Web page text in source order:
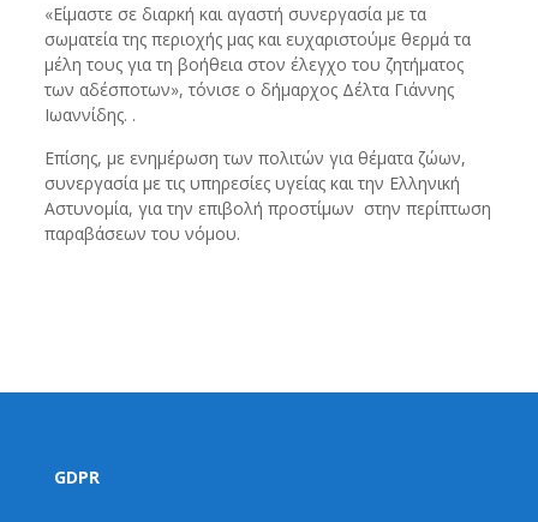
«Είμαστε σε διαρκή και αγαστή συνεργασία με τα
σωματεία της περιοχής μας και ευχαριστούμε θερμά τα
μέλη τους για τη βοήθεια στον έλεγχο του ζητήματος
των αδέσποτων», τόνισε ο δήμαρχος Δέλτα Γιάννης
Ιωαννίδης. .
Επίσης, με ενημέρωση των πολιτών για θέματα ζώων,
συνεργασία με τις υπηρεσίες υγείας και την Ελληνική
Αστυνομία, για την επιβολή προστίμων στην περίπτωση
παραβάσεων του νόμου.
GDPR